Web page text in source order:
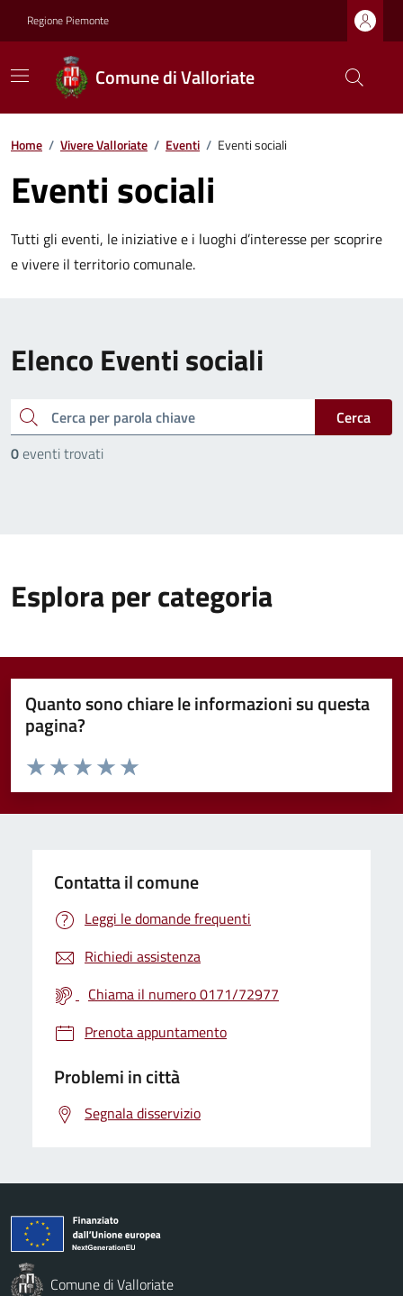
Regione Piemonte
Comune di Valloriate
Home / Vivere Valloriate / Eventi / Eventi sociali
Eventi sociali
Tutti gli eventi, le iniziative e i luoghi d’interesse per scoprire
e vivere il territorio comunale.
Elenco Eventi sociali
cerca
Cerca
0eventi trovati
Esplora per categoria
Quanto sono chiare le informazioni su questa
pagina?
Valuta da 1 a 5 stelle la pagina
Valuta 5 stelle su 5
Valuta 4 stelle su 5
Valuta 3 stelle su 5
Valuta 2 stelle su 5
Valuta 1 stelle su 5
Contatta il comune
Leggi le domande frequenti
Richiedi assistenza
Chiama il numero 0171/72977
Prenota appuntamento
Problemi in città
Segnala disservizio
Comune di Valloriate